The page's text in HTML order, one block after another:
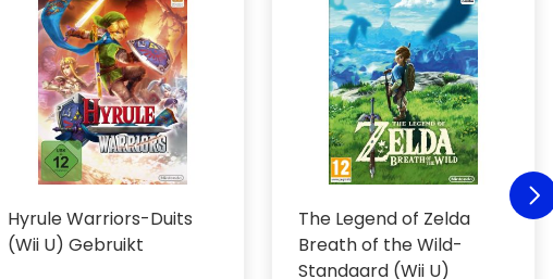
Hyrule Warriors-Duits
(Wii U) Gebruikt
The Legend of Zelda
Breath of the Wild-
Standaard (Wii U)